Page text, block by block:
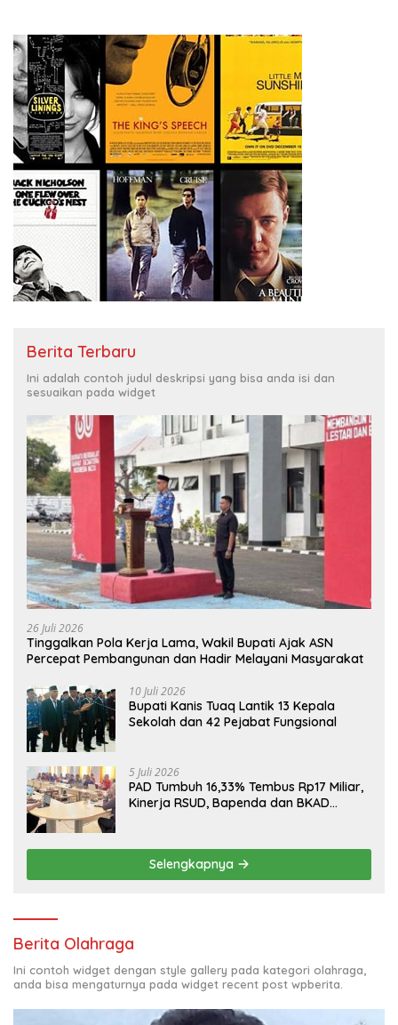
Berita Terbaru
Ini adalah contoh judul deskripsi yang bisa anda isi dan
sesuaikan pada widget
26 Juli 2026
Tinggalkan Pola Kerja Lama, Wakil Bupati Ajak ASN
Percepat Pembangunan dan Hadir Melayani Masyarakat
10 Juli 2026
Bupati Kanis Tuaq Lantik 13 Kepala
Sekolah dan 42 Pejabat Fungsional
5 Juli 2026
PAD Tumbuh 16,33% Tembus Rp17 Miliar,
Kinerja RSUD, Bapenda dan BKAD
Selengkapnya
Berita Olahraga
Ini contoh widget dengan style gallery pada kategori olahraga,
anda bisa mengaturnya pada widget recent post wpberita.